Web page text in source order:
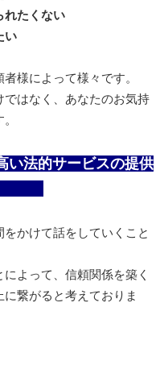
れたくない
い
様によって様々です。
はなく、あなたのお気持
い法的サービスの提供
かけて話をしていくこと
よって、信頼関係を築く
繋がると考えておりま